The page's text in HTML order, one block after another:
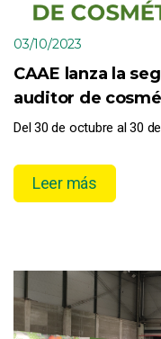
03/10/2023
CAAE lanza la
auditor de
Del 30 de octubre al 30
Leer más